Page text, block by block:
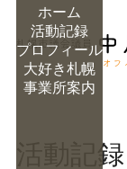
ホーム
活動記録
プロフィール
大好き札幌
事業所案内
活動記録